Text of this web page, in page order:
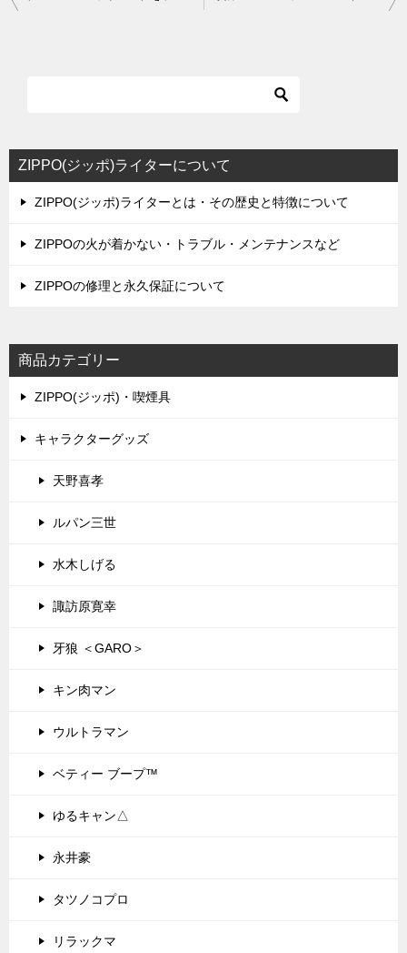
シ
ョ
ZIPPO(ジッポ)ライターについて
ZIPPO(ジッポ)ライターとは・その歴史と特徴について
ZIPPOの火が着かない・トラブル・メンテナンスなど
ZIPPOの修理と永久保証について
商品カテゴリー
ZIPPO(ジッポ)・喫煙具
キャラクターグッズ
天野喜孝
ルパン三世
水木しげる
諏訪原寛幸
牙狼 ＜GARO＞
キン肉マン
ウルトラマン
ベティー ブープ™
ゆるキャン△
永井豪
タツノコプロ
リラックマ